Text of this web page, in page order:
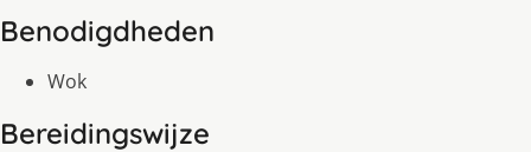
Benodigdheden
Wok
Bereidingswijze